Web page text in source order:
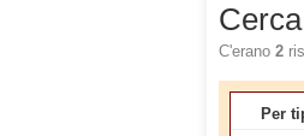
C'erano 2
Per